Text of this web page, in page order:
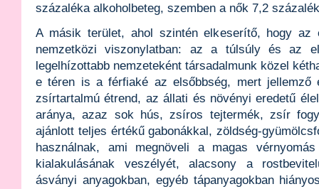
százaléka alkoholbeteg, szemben a nők 7,2
A másik terület, ahol szintén elkeserítő, hogy az
nemzetközi viszonylatban: az a túlsúly és az
legelhízottabb nemzeteként társadalmunk közel
e téren is a férfiaké az elsőbbség, mert jellemző
zsírtartalmú étrend, az állati és növényi eredetű
aránya, azaz sok hús, zsíros tejtermék, zsír
ajánlott teljes értékű gabonákkal, zöldség-
használnak, ami megnöveli a magas
kialakulásának veszélyét, alacsony a
ásványi anyagokban, egyéb tápanyagokban